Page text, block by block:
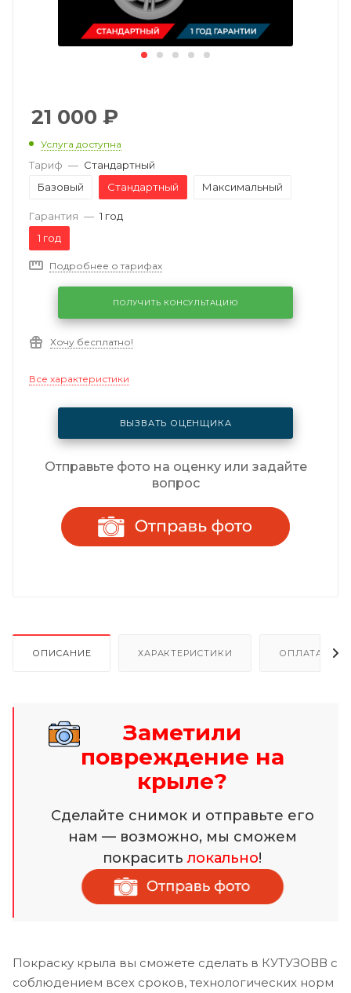
21 000 ₽
Услуга доступна
Тариф — Стандартный
Базовый
Стандартный Максимальный
Гарантия — 1 год
1 год
Подробнее о тарифах
ПОЛУЧИТЬ КОНСУЛЬТАЦИЮ
Хочу бесплатно!
Все характеристики
ВЫЗВАТЬ ОЦЕНЩИКА
Отправьте фото на оценку или задайте
вопрос
ОПИСАНИЕ ХАРАКТЕРИСТИКИ ОПЛАТА И
Заметили
повреждение на
крыле?
Сделайте снимок и отправьте его
нам — возможно, мы сможем
покраситьлокально!
Покраску крыла вы сможете сделать в КУТУЗОВВ с
соблюдением всех сроков, технологических норм